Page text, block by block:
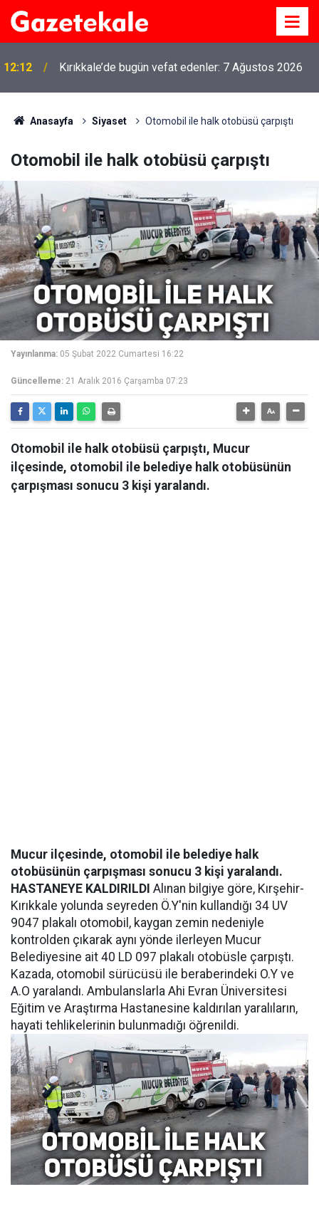
12:12 Kırıkkale’de bugün vefat edenler: 7 Ağustos 2026
Anasayfa Siyaset Otomobil ile halk otobüsü çarpıştı
Otomobil ile halk otobüsü çarpıştı
Yayınlanma: 05 Şubat 2022 Cumartesi 16:22
Güncelleme: 21 Aralık 2016 Çarşamba 07:23
Otomobil ile halk otobüsü çarpıştı, Mucur
ilçesinde, otomobil ile belediye halk otobüsünün
çarpışması sonucu 3 kişi yaralandı.
Mucur ilçesinde, otomobil ile belediye halk
otobüsünün çarpışması sonucu 3 kişi yaralandı.
HASTANEYE KALDIRILDI Alınan bilgiye göre, Kırşehir-
Kırıkkale yolunda seyreden Ö.Y'nin kullandığı 34 UV
9047 plakalı otomobil, kaygan zemin nedeniyle
kontrolden çıkarak aynı yönde ilerleyen Mucur
Belediyesine ait 40 LD 097 plakalı otobüsle çarpıştı.
Kazada, otomobil sürücüsü ile beraberindeki O.Y ve
A.O yaralandı. Ambulanslarla Ahi Evran Üniversitesi
Eğitim ve Araştırma Hastanesine kaldırılan yaralıların,
hayati tehlikelerinin bulunmadığı öğrenildi.